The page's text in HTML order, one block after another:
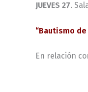
JUEVES 27.
“Bautismo
En relación